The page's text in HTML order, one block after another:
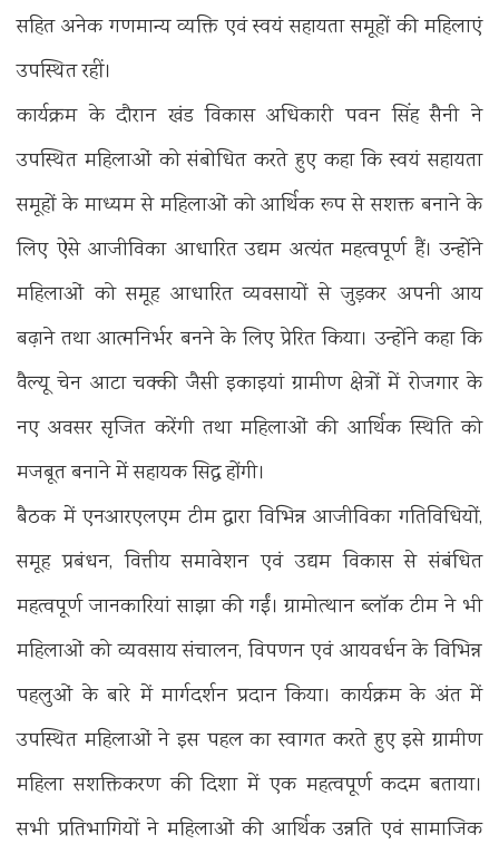
सहित अनेक गणमान्य व्यक्ति एवं स्वयं सहायता समूहों की महिलाएं
उपस्थित रहीं।
कार्यक्रम के दौरान खंड विकास अधिकारी पवन सिंह सैनी ने
उपस्थित महिलाओं को संबोधित करते हुए कहा कि स्वयं सहायता
समूहों के माध्यम से महिलाओं को आर्थिक रूप से सशक्त बनाने के
लिए ऐसे आजीविका आधारित उद्यम अत्यंत महत्वपूर्ण हैं। उन्होंने
महिलाओं को समूह आधारित व्यवसायों से जुड़कर अपनी आय
बढ़ाने तथा आत्मनिर्भर बनने के लिए प्रेरित किया। उन्होंने कहा कि
वैल्यू चेन आटा चक्की जैसी इकाइयां ग्रामीण क्षेत्रों में रोजगार के
नए अवसर सृजित करेंगी तथा महिलाओं की आर्थिक स्थिति को
मजबूत बनाने में सहायक सिद्ध होंगी।
बैठक में एनआरएलएम टीम द्वारा विभिन्न आजीविका गतिविधियों,
समूह प्रबंधन, वित्तीय समावेशन एवं उद्यम विकास से संबंधित
महत्वपूर्ण जानकारियां साझा की गईं। ग्रामोत्थान ब्लॉक टीम ने भी
महिलाओं को व्यवसाय संचालन, विपणन एवं आयवर्धन के विभिन्न
पहलुओं के बारे में मार्गदर्शन प्रदान किया। कार्यक्रम के अंत में
उपस्थित महिलाओं ने इस पहल का स्वागत करते हुए इसे ग्रामीण
महिला सशक्तिकरण की दिशा में एक महत्वपूर्ण कदम बताया।
सभी प्रतिभागियों ने महिलाओं की आर्थिक उन्नति एवं सामाजिक